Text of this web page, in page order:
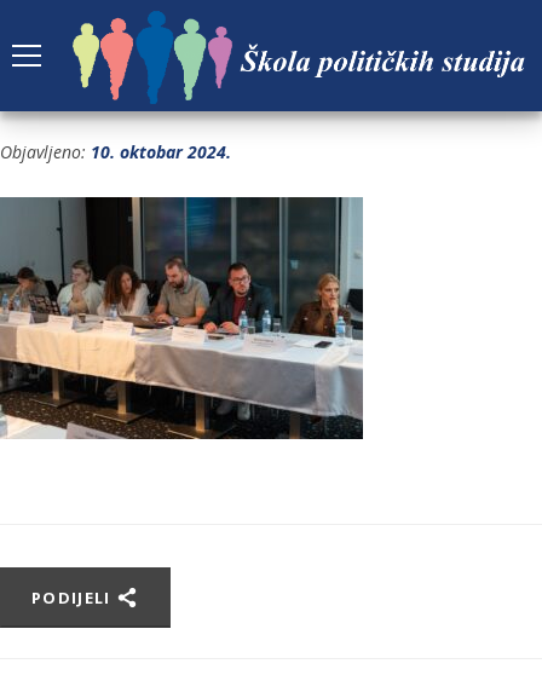
Objavljeno: 10. oktobar 2024.
PODIJELI